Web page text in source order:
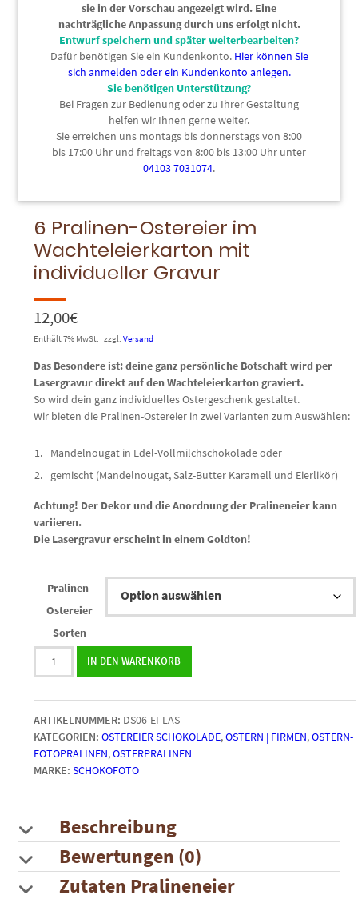
sie in der Vorschau angezeigt wird. Eine
nachträgliche Anpassung durch uns erfolgt nicht.
Entwurf speichern und später weiterbearbeiten?
Dafür benötigen Sie ein Kundenkonto. Hier können Sie
sich anmelden oder ein Kundenkonto anlegen.
Sie benötigen Unterstützung?
Bei Fragen zur Bedienung oder zu Ihrer Gestaltung
helfen wir Ihnen gerne weiter.
Sie erreichen uns montags bis donnerstags von 8:00
bis 17:00 Uhr und freitags von 8:00 bis 13:00 Uhr unter
04103 7031074.
6 Pralinen-Ostereier im
Wachteleierkarton mit
individueller Gravur
12,00€
Enthält 7% MwSt. zzgl.Versand
Das Besondere ist: deine ganz persönliche Botschaft wird per
Lasergravur direkt auf den Wachteleierkarton graviert.
So wird dein ganz individuelles Ostergeschenk gestaltet.
Wir bieten die Pralinen-Ostereier in zwei Varianten zum Auswählen:
Mandelnougat in Edel-Vollmilchschokolade oder
gemischt (Mandelnougat, Salz-Butter Karamell und Eierlikör)
Achtung! Der Dekor und die Anordnung der Pralineneier kann
variieren.
Die Lasergravur erscheint in einem Goldton!
Pralinen-
Ostereier
Sorten
6
Pralinen-
im
Wachteleierkarton
mit
individueller
Gravur
IN DEN WARENKORB
ARTIKELNUMMER: DS06-EI-LAS
KATEGORIEN: OSTEREIER SCHOKOLADE,OSTERN | FIRMEN,OSTERN-
FOTOPRALINEN,OSTERPRALINEN
MARKE:SCHOKOFOTO
Beschreibung
Bewertungen (0)
Zutaten Pralineneier